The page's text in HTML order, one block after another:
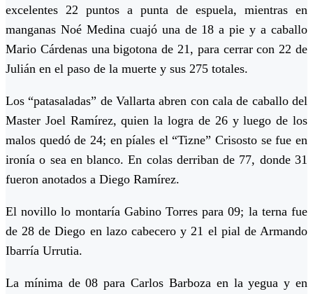
excelentes 22 puntos a punta de espuela, mientras en
manganas Noé Medina cuajó una de 18 a pie y a caballo
Mario Cárdenas una bigotona de 21, para cerrar con 22 de
Julián en el paso de la muerte y sus 275 totales.
Los “patasaladas” de Vallarta abren con cala de caballo del
Master Joel Ramírez, quien la logra de 26 y luego de los
malos quedó de 24; en píales el “Tizne” Crisosto se fue en
ironía o sea en blanco. En colas derriban de 77, donde 31
fueron anotados a Diego Ramírez.
El novillo lo montaría Gabino Torres para 09; la terna fue
de 28 de Diego en lazo cabecero y 21 el pial de Armando
Ibarría Urrutia.
La mínima de 08 para Carlos Barboza en la yegua y en